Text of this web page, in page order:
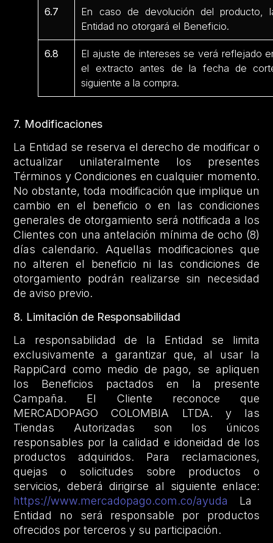
6.7
En caso de devolución del producto,
Entidad no otorgará el Beneficio.
6.8
El ajuste de intereses se verá reflejado
el extracto antes de la fecha de
siguiente a la compra.
7. Modificaciones
La Entidad se reserva el derecho de modificar o
actualizar unilateralmente los presentes
Términos y Condiciones en cualquier momento.
No obstante, toda modificación que implique un
cambio en el beneficio o en las condiciones
generales de otorgamiento será notificada a los
Clientes con una antelación mínima de ocho (8)
días calendario. Aquellas modificaciones que
no alteren el beneficio ni las condiciones de
otorgamiento podrán realizarse sin necesidad
de aviso previo.
8. Limitación de Responsabilidad
La responsabilidad de la Entidad se limita
exclusivamente a garantizar que, al usar la
RappiCard como medio de pago, se apliquen
los Beneficios pactados en la presente
Campaña. El Cliente reconoce que
MERCADOPAGO COLOMBIA LTDA. y las
Tiendas Autorizadas son los únicos
responsables por la calidad e idoneidad de los
productos adquiridos. Para reclamaciones,
quejas o solicitudes sobre productos o
servicios, deberá dirigirse al siguiente enlace:
https://www.mercadopago.com.co/ayuda
La
Entidad no será responsable por productos
ofrecidos por terceros y su participación.